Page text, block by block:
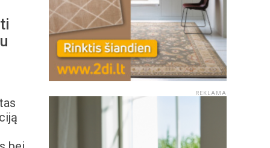
REKLAMA